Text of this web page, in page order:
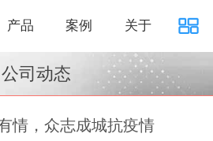
产品 案例 关于
公司动态
情，众志成城抗疫情